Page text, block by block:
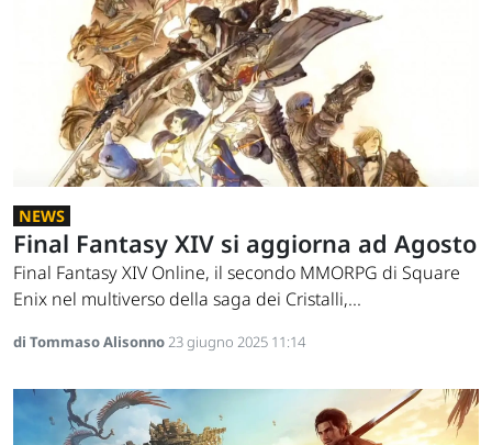
NEWS
Final Fantasy XIV si aggiorna ad Agosto
Final Fantasy XIV Online, il secondo MMORPG di Square
Enix nel multiverso della saga dei Cristalli,...
di Tommaso Alisonno23 giugno 2025 11:14